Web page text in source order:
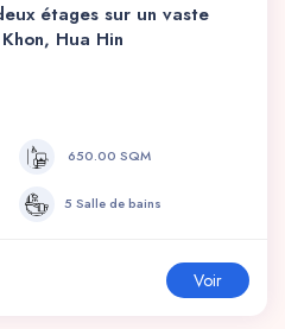
étages sur un vaste
Hua Hin
650.00 SQM
5 Salle de bains
Voir